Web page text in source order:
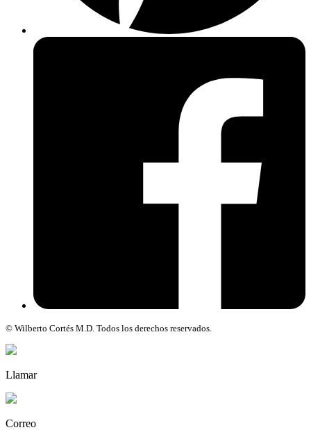
© Wilberto Cortés M.D. Todos los derechos reservados.
Llamar
Correo